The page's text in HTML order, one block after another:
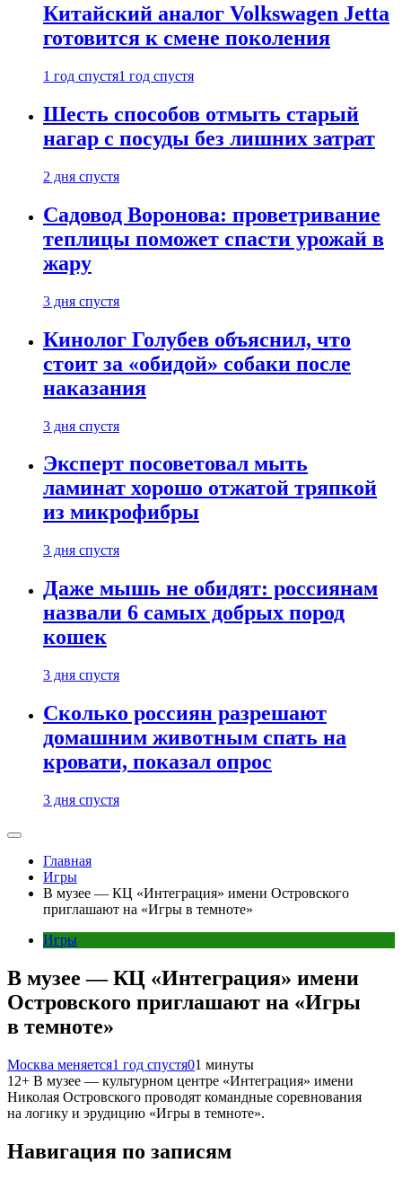
Китайский аналог Volkswagen Jetta
готовится к смене поколения
1 год спустя1 год спустя
Шесть способов отмыть старый
нагар с посуды без лишних затрат
2 дня спустя
Садовод Воронова: проветривание
теплицы поможет спасти урожай в
жару
3 дня спустя
Кинолог Голубев объяснил, что
стоит за «обидой» собаки после
наказания
3 дня спустя
Эксперт посоветовал мыть
ламинат хорошо отжатой тряпкой
из микрофибры
3 дня спустя
Даже мышь не обидят: россиянам
назвали 6 самых добрых пород
кошек
3 дня спустя
Сколько россиян разрешают
домашним животным спать на
кровати, показал опрос
3 дня спустя
Главная
Игры
В музее — КЦ «Интеграция» имени Островского
приглашают на «Игры в темноте»
Игры
В музее — КЦ «Интеграция» имени
Островского приглашают на «Игры
в темноте»
Москва меняется1 год спустя01 минуты
12+ В музее — культурном центре «Интеграция» имени
Николая Островского проводят командные соревнования
на логику и эрудицию «Игры в темноте».
Навигация по записям